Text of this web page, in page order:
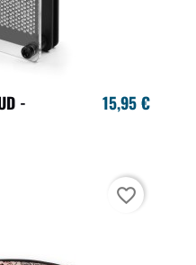
- 15,95 €
favorite_border